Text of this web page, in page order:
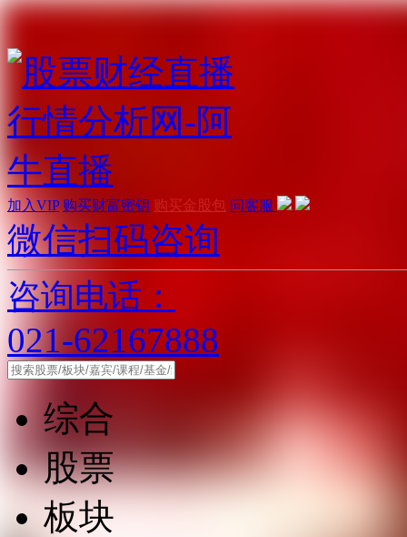
加入VIP 购买财富密钥 购买金股包 问客服
微信扫码咨询
咨询电话：
021-62167888
综合
股票
板块